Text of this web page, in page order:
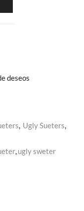
deseos
, Ugly Sueters,
,ugly sweter